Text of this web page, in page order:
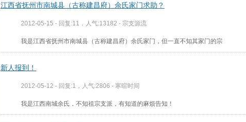
江西省抚州市南城县（古称建昌府）余氏家门求助？
2012-05-15 - 回复:11，人气:13182 - 宗支源流
我是江西省抚州市南城县（古称建昌府）余氏家门，但一直不知其家门的宗
新人报到！
2012-05-12 - 回复:1，人气:2806 - 寒暄时间
我是江西南城余氏，不知祖宗支派，有知道的麻烦告知！